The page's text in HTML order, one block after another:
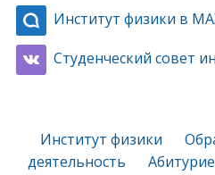
Институт физики в
Студенческий совет
Институт физики
деятельность